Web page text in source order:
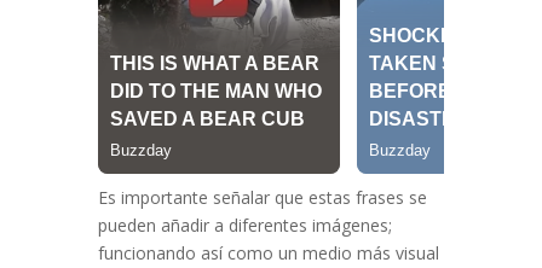
Es importante señalar que estas frases se
pueden añadir a diferentes imágenes;
funcionando así como un medio más visual